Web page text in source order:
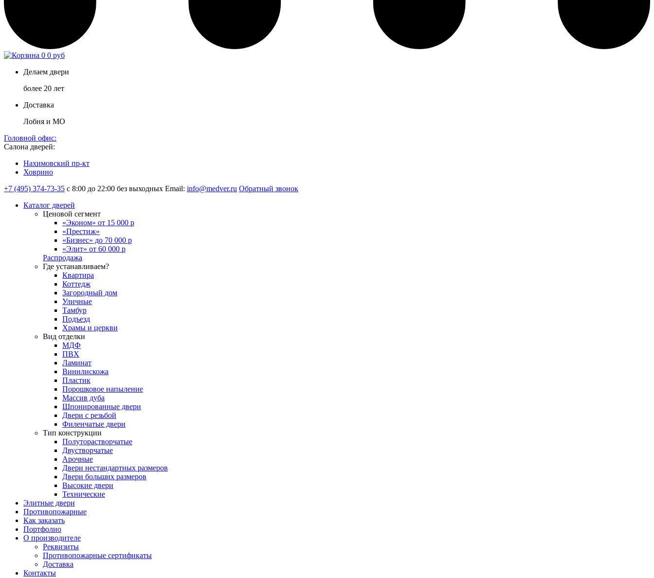
0 0 руб
Делаем двери
более 20 лет
Доставка
Лобня и МО
Головной офис:
Салона дверей:
Нахимовский пр-кт
Ховрино
+7 (495) 374-73-35 с 8:00 до 22:00 без выходных Email: info@medver.ru Обратный звонок
Каталог дверей
Ценовой сегмент
«Эконом» от 15 000 р
«Престиж»
«Бизнес» до 70 000 р
«Элит» от 60 000 р
Распродажа
Где устанавливаем?
Квартира
Коттедж
Загородный дом
Уличные
Тамбур
Подъезд
Храмы и церкви
Вид отделки
МДФ
ПВХ
Ламинат
Винилискожа
Пластик
Порошковое напыление
Массив дуба
Шпонированные двери
Двери с резьбой
Филенчатые двери
Тип конструкции
Полуторастворчатые
Двустворчатые
Арочные
Двери нестандартных размеров
Двери больших размеров
Высокие двери
Технические
Элитные двери
Противопожарные
Как заказать
Портфолио
О производителе
Реквизиты
Противопожарные сертификаты
Доставка
Контакты